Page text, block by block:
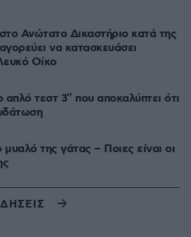
Ανώτατο Δικαστήριο κατά της
να κατασκευάσει
Οίκο
τεστ 3″ που αποκαλύπτει ότι
της γάτας – Ποιες είναι οι